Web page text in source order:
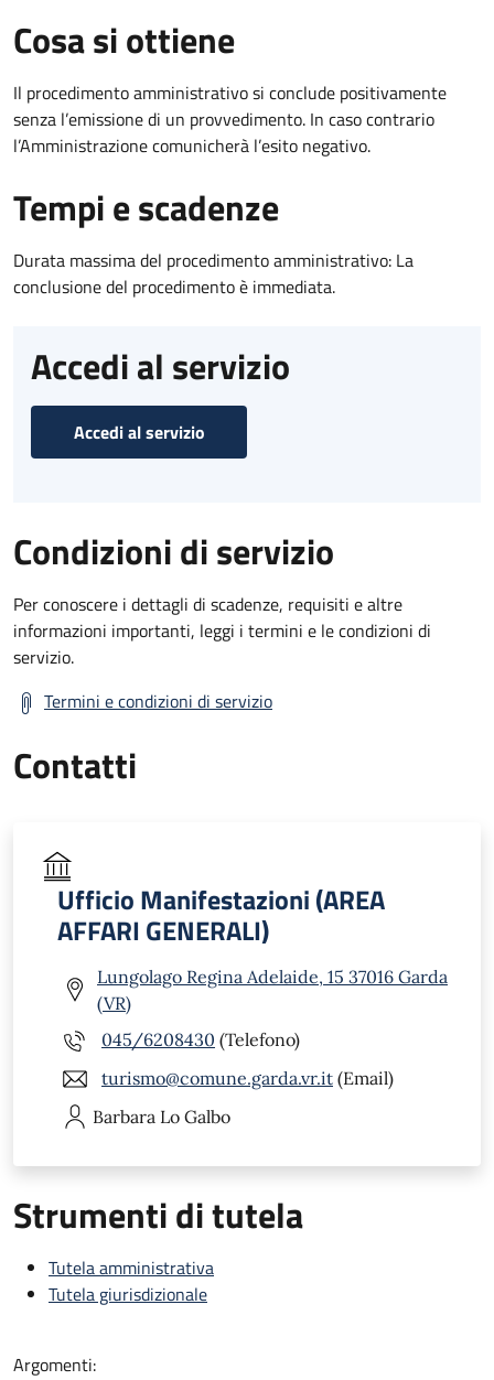
Cosa si ottiene
Il procedimento amministrativo si conclude positivamente
senza l’emissione di un provvedimento. In caso contrario
l’Amministrazione comunicherà l’esito negativo.
Tempi e scadenze
Durata massima del procedimento amministrativo: La
conclusione del procedimento è immediata.
Accedi al servizio
Accedi al servizio
Condizioni di servizio
Per conoscere i dettagli di scadenze, requisiti e altre
informazioni importanti, leggi i termini e le condizioni di
servizio.
Termini e condizioni di servizio
Contatti
Ufficio Manifestazioni (AREA
AFFARI GENERALI)
Lungolago Regina Adelaide, 15 37016 Garda
(VR)
045/6208430 (Telefono)
turismo@comune.garda.vr.it (Email)
Barbara Lo Galbo
Strumenti di tutela
Tutela amministrativa
Tutela giurisdizionale
Argomenti: